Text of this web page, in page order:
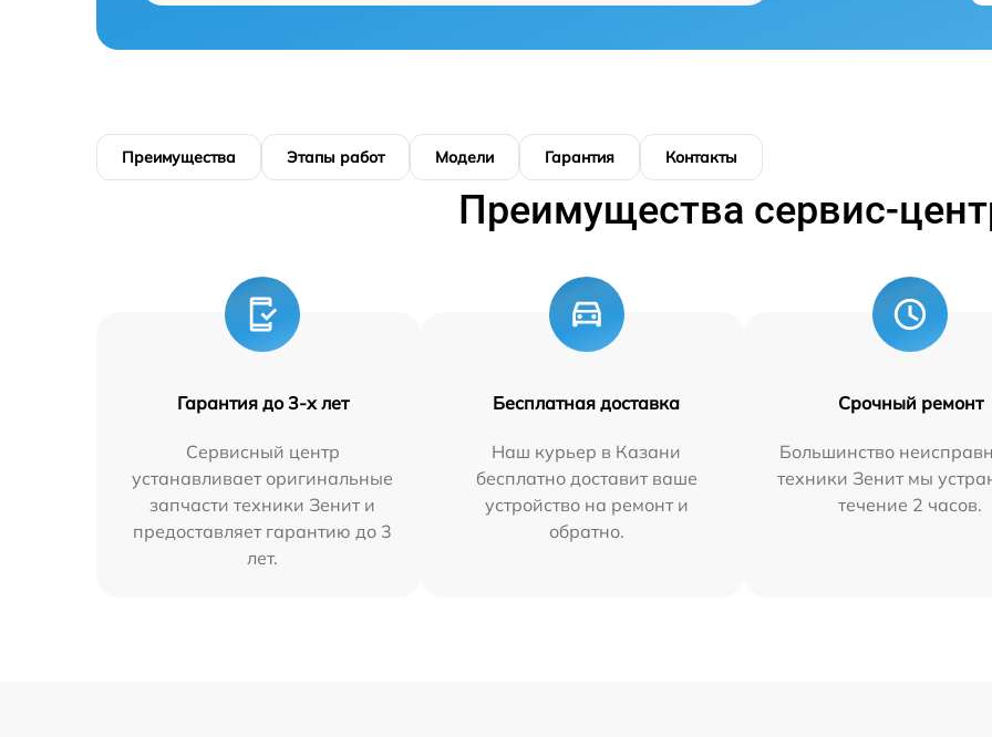
Преимущества Этапы работ Модели Гарантия Контакты
Преимущества сервис-
Гарантия до 3-х лет
Сервисный центр
устанавливает оригинальные
запчасти техники Зенит и
предоставляет гарантию до 3
лет.
Бесплатная доставка
Наш курьер в Казани
бесплатно доставит ваше
устройство на ремонт и
обратно.
Срочный ремонт
Большинство
техники Зенит мы
течение 2 часов.